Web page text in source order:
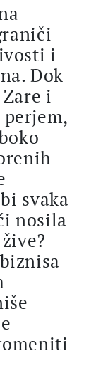
i
Dok
i
svaka
nosila